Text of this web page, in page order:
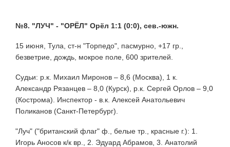
№8. "ЛУЧ" - "ОРЁЛ" Орёл 1:1 (0:0), сев.-южн.
15 июня, Тула, ст-н "Торпедо", пасмурно, +17 гр.,
безветрие, дождь, мокрое поле, 600 зрителей.
Судьи: р.к. Михаил Миронов – 8,6 (Москва), 1 к.
Александр Рязанцев – 8,0 (Курск), р.к. Сергей Орлов – 9,0
(Кострома). Инспектор - в.к. Алексей Анатольевич
Поликанов (Санкт-Петербург).
"Луч" ("британский флаг" ф., белые тр., красные г.): 1.
Игорь Аносов к/к вр., 2. Эдуард Абрамов, 3. Анатолий